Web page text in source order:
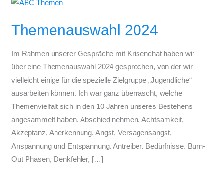
Themenauswahl 2024
Im Rahmen unserer Gespräche mit Krisenchat haben wir
über eine Themenauswahl 2024 gesprochen, von der wir
vielleicht einige für die spezielle Zielgruppe „Jugendliche“
ausarbeiten können. Ich war ganz überrascht, welche
Themenvielfalt sich in den 10 Jahren unseres Bestehens
angesammelt haben. Abschied nehmen, Achtsamkeit,
Akzeptanz, Anerkennung, Angst, Versagensangst,
Anspannung und Entspannung, Antreiber, Bedürfnisse, Burn-
Out Phasen, Denkfehler, […]